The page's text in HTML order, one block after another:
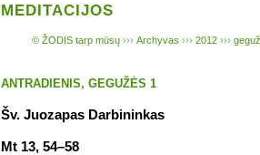
MEDITACIJOS
© ŽODIS tarp mūsų ››› Archyvas ››› 2012 ›››
ANTRADIENIS, GEGUŽĖS 1
Šv. Juozapas Darbininkas
Mt 13, 54–58